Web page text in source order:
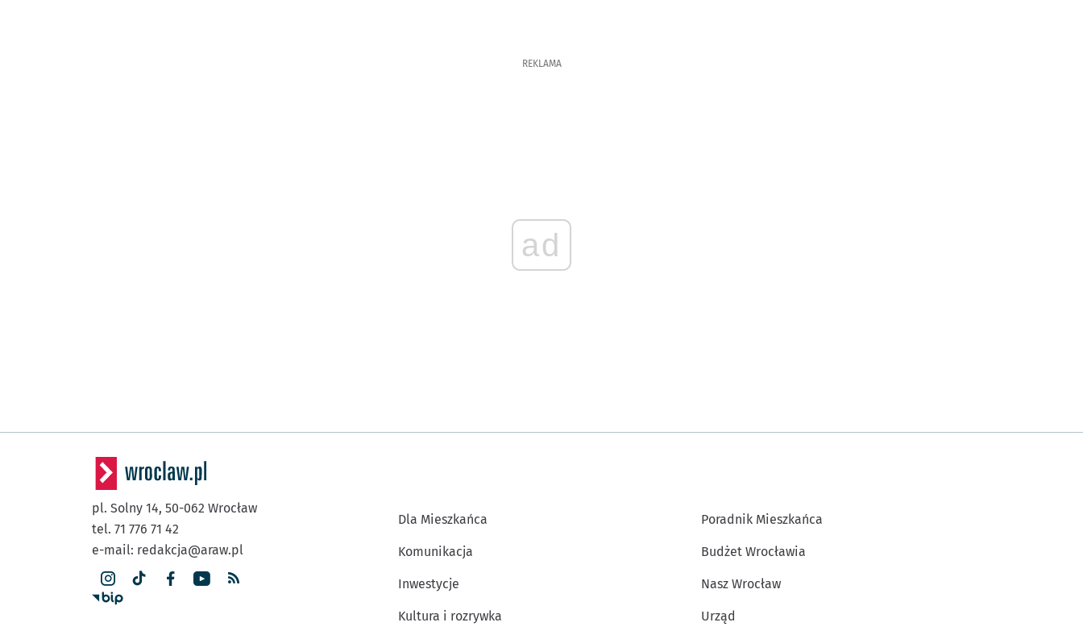
REKLAMA
ad
pl. Solny 14, 50-062 Wrocław
tel. 71 776 71 42
e-mail: redakcja@araw.pl
Dla Mieszkańca
Komunikacja
Inwestycje
Kultura i rozrywka
Poradnik Mieszkańca
Budżet Wrocławia
Nasz Wrocław
Urząd